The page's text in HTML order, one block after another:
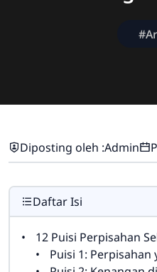
Diposting oleh :Admin
Daftar Isi
12 Puisi Perpisahan Sekolah Paling Sedih 2025:
Puisi 1: Perpisahan